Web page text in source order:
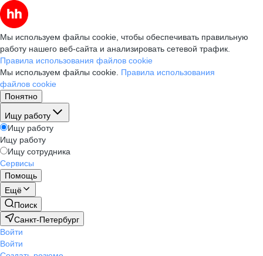
Мы используем файлы cookie, чтобы обеспечивать правильную
работу нашего веб-сайта и анализировать сетевой трафик.
Правила использования файлов cookie
Мы используем файлы cookie. Правила использования
файлов cookie
Понятно
Ищу работу
Ищу работу
Ищу работу
Ищу сотрудника
Сервисы
Помощь
Ещё
Поиск
Санкт-Петербург
Войти
Войти